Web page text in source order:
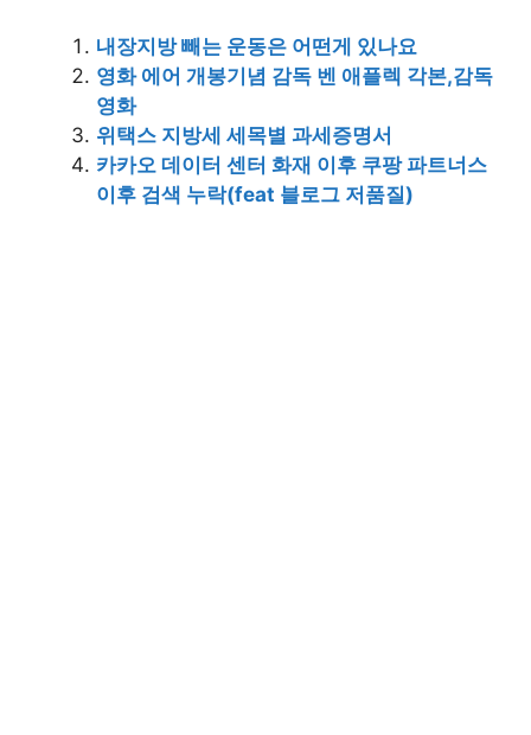
내장지방 빼는 운동은 어떤게 있나요
영화 에어 개봉기념 감독 벤 애플렉 각본,감독
영화
위택스 지방세 세목별 과세증명서
카카오 데이터 센터 화재 이후 쿠팡 파트너스
이후 검색 누락(feat 블로그 저품질)